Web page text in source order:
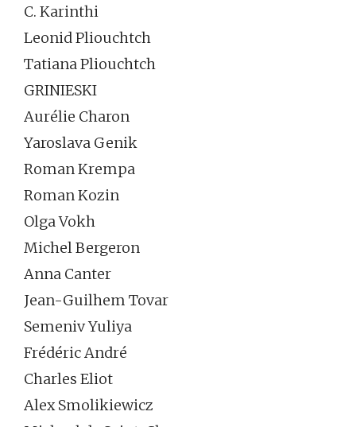
C. Karinthi
Leonid Pliouchtch
Tatiana Pliouchtch
GRINIESKI
Aurélie Charon
Yaroslava Genik
Roman Krempa
Roman Kozin
Olga Vokh
Michel Bergeron
Anna Canter
Jean-Guilhem Tovar
Semeniv Yuliya
Frédéric André
Charles Eliot
Alex Smolikiewicz